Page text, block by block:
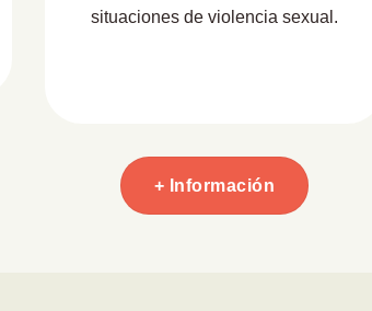
situaciones de violencia sexual.
+ Información